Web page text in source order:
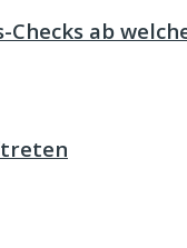
Checks ab